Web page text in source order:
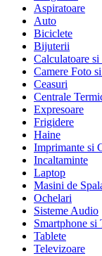
Aspiratoare
Auto
Biciclete
Bijuterii
Calculatoare
Camere Foto
Ceasuri
Centrale
Expresoare
Frigidere
Haine
Imprimante si
Incaltaminte
Laptop
Masini de
Ochelari
Sisteme Audio
Smartphone
Tablete
Televizoare